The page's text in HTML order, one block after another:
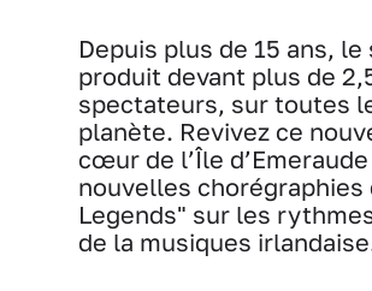
Depuis plus de 15 ans,
produit devant plus de
spectateurs, sur toutes
planète. Revivez ce
cœur de l’Île
nouvelles chorégraphies
Legends" sur les
de la musiques